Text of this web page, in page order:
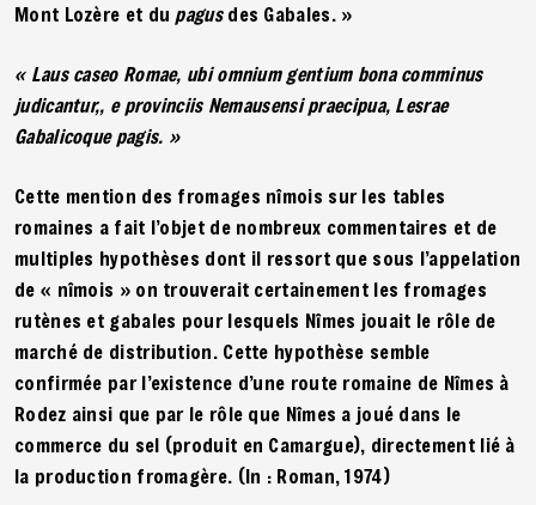
Mont Lozère et du pagusdes Gabales. »
« Laus caseo Romae, ubi omnium gentium bona comminus
judicantur,, e provinciis Nemausensi praecipua, Lesrae
Gabalicoque pagis. »
Cette mention des fromages nîmois sur les tables
romaines a fait l’objet de nombreux commentaires et de
multiples hypothèses dont il ressort que sous l’appelation
de « nîmois » on trouverait certainement les fromages
rutènes et gabales pour lesquels Nîmes jouait le rôle de
marché de distribution. Cette hypothèse semble
confirmée par l’existence d’une route romaine de Nîmes à
Rodez ainsi que par le rôle que Nîmes a joué dans le
commerce du sel (produit en Camargue), directement lié à
la production fromagère. (In : Roman, 1974)